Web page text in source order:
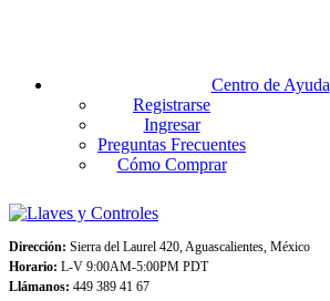
Centro de Ayuda
Registrarse
Ingresar
Preguntas Frecuentes
Cómo Comprar
Dirección: Sierra del Laurel 420, Aguascalientes, México
Horario: L-V 9:00AM-5:00PM PDT
Llámanos: 449 389 41 67